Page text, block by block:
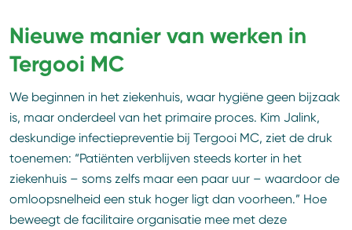
Nieuwe manier van werken in
Tergooi MC
We beginnen in het ziekenhuis, waar hygiëne geen bijzaak
is, maar onderdeel van het primaire proces. Kim Jalink,
deskundige infectiepreventie bij Tergooi MC, ziet de druk
toenemen: “Patiënten verblijven steeds korter in het
ziekenhuis – soms zelfs maar een paar uur – waardoor de
omloopsnelheid een stuk hoger ligt dan voorheen.” Hoe
beweegt de facilitaire organisatie mee met deze